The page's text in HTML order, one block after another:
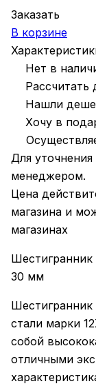
Заказать
В корзине
Нет в
Рассчитать
Нашли
Хочу в
Для
менеджером.
Цена
магазина и
магазинах
30 мм
стали марки
собой
отличными